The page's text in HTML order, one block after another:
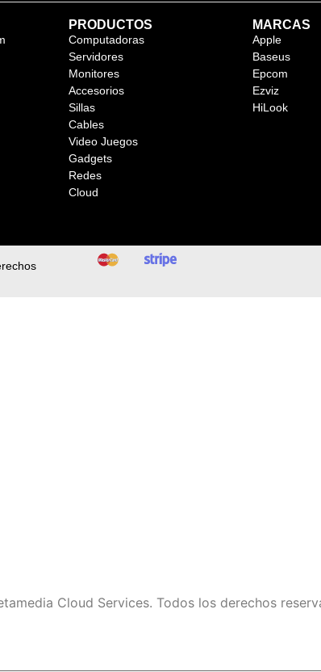
PRODUCTOS
Computadoras
Servidores
Monitores
Accesorios
Sillas
Cables
Video Juegos
Gadgets
Redes
Cloud
MARCAS
Apple
Baseus
Epcom
Ezviz
HiLook
Cloud Services. Todos los derechos